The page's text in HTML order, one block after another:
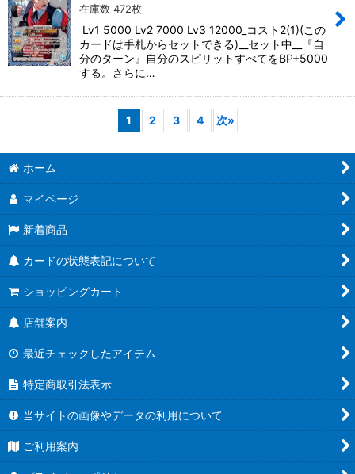
在庫数 472枚
Lv1 5000 Lv2 7000 Lv3 12000_コスト2(1)(この
カードは手札からセットできる)__セット中__『自
分のターン』自分のスピリットすべてをBP+5000
する。さらに…
1 2 3 4 次»
ホーム
マイページ
新着商品
カードの状態表記について
ショッピングカート
店舗案内
最近チェックしたアイテム
特定商取引法表示
当サイトの画像やデータの利用について
ご利用案内